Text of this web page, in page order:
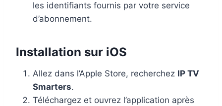
les identifiants fournis par votre service
d’abonnement.
Installation sur iOS
Allez dans l’Apple Store, recherchez IP TV
Smarters.
Téléchargez et ouvrez l’application après